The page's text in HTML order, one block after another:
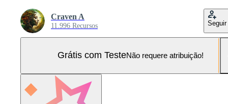
Craven A
11.996 Recursos Seguir
Grátis com TesteNão requere atribuição!